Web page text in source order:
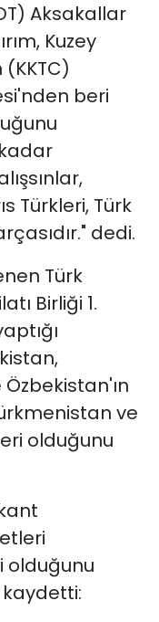
Aksakallar
Kuzey
(KKTC)
beri
Türkleri, Türk
dedi.
Türk
Birliği 1.
Özbekistan'ın
ve
olduğunu
olduğunu
kaydetti: